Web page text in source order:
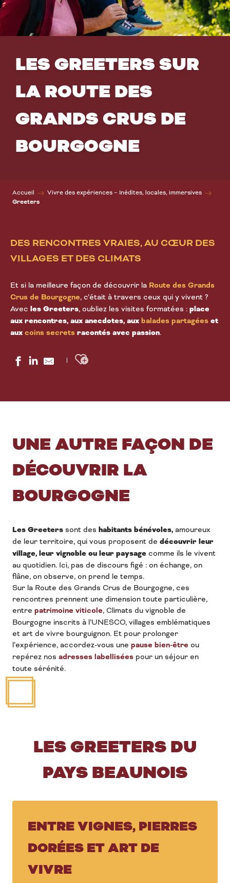
LES GREETERS SUR
LA ROUTE DES
GRANDS CRUS DE
BOURGOGNE
Accueil Vivre des expériences – Inédites, locales, immersives
Greeters
DES RENCONTRES VRAIES, AU CŒUR DES
VILLAGES ET DES CLIMATS
Et si la meilleure façon de découvrir la Route des Grands
Crus de Bourgogne, c’était à travers ceux qui y vivent ?
Avec les Greeters, oubliez les visites formatées : place
aux rencontres, aux anecdotes, aux balades partagées et
aux coins secrets racontés avec passion.
Ajouter aux favoris
UNE AUTRE FAÇON DE
DÉCOUVRIR LA
BOURGOGNE
Les Greeters sont des habitants bénévoles, amoureux
de leur territoire, qui vous proposent de découvrir leur
village, leur vignoble ou leur paysage comme ils le vivent
au quotidien. Ici, pas de discours figé : on échange, on
flâne, on observe, on prend le temps.
Sur la Route des Grands Crus de Bourgogne, ces
rencontres prennent une dimension toute particulière,
entre patrimoine viticole, Climats du vignoble de
Bourgogne inscrits à l’UNESCO, villages emblématiques
et art de vivre bourguignon. Et pour prolonger
l’expérience, accordez-vous une pause bien-être ou
repérez nos adresses labellisées pour un séjour en
toute sérénité.
LES GREETERS DU
PAYS BEAUNOIS
ENTRE VIGNES, PIERRES
DORÉES ET ART DE
VIVRE